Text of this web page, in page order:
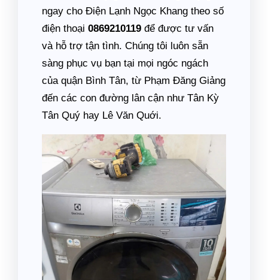
ngay cho Điện Lạnh Ngọc Khang theo số
điện thoại 0869210119 để được tư vấn
và hỗ trợ tận tình. Chúng tôi luôn sẵn
sàng phục vụ bạn tại mọi ngóc ngách
của quận Bình Tân, từ Phạm Đăng Giảng
đến các con đường lân cận như Tân Kỳ
Tân Quý hay Lê Văn Quới.